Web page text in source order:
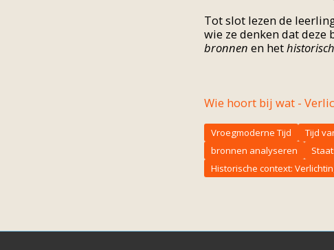
Tot slot lezen de
wie ze denken dat
bronnen en het
Wie hoort bij wat -
Vroegmoderne Tijd
Tijd
bronnen analyseren
Historische context: